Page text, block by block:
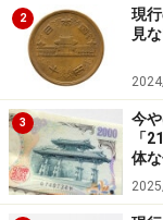
2
現
見
3
今
「
体